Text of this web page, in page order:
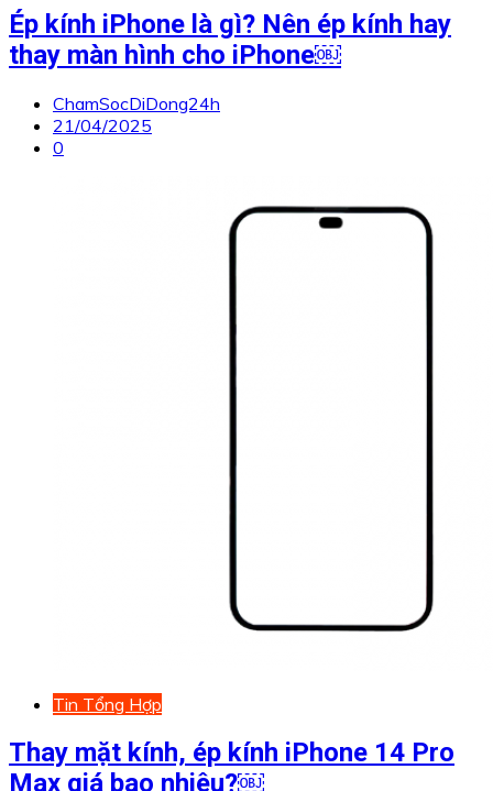
Ép kính iPhone là gì? Nên ép kính hay
thay màn hình cho iPhone￼
ChamSocDiDong24h
21/04/2025
0
Tin Tổng Hợp
Thay mặt kính, ép kính iPhone 14 Pro
Max giá bao nhiêu?￼